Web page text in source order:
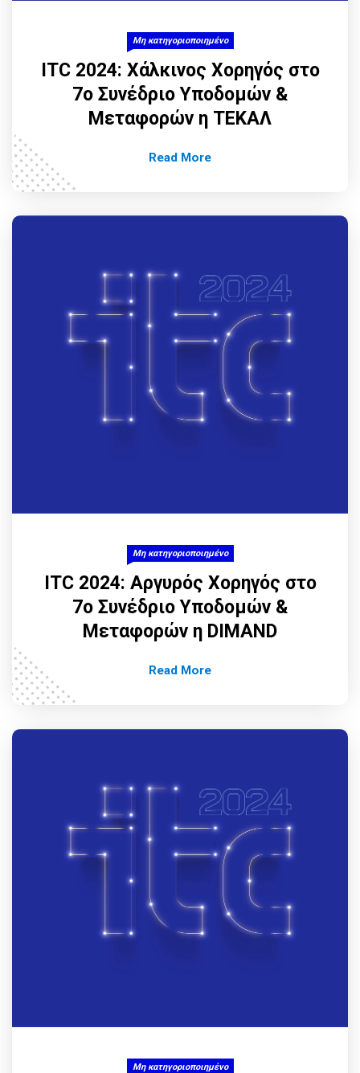
Μη κατηγοριοποιημένο
ITC 2024: Χάλκινος Χορηγός στο
7ο Συνέδριο Υποδομών &
Μεταφορών η ΤΕΚΑΛ
Read More
Μη κατηγοριοποιημένο
ITC 2024: Αργυρός Χορηγός στο
7ο Συνέδριο Υποδομών &
Μεταφορών η DIMAND
Read More
Μη κατηγοριοποιημένο